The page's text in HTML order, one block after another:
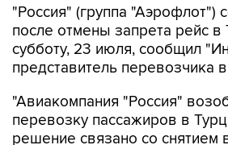
"Россия" (группа "Аэрофлот")
после отмены запрета рейс
субботу, 23 июля, сообщил
представитель перевозчика
"Авиакомпания "Россия"
перевозку пассажиров в
решение связано со снятием